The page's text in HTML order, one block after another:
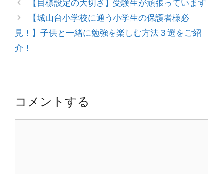
ゴ
リ
ー
稿
ビ
ゲ
ン
【目標設定の大切さ】受験生が頑張っています
【城山台小学校に通う小学生の保護者様必
見！】子供と一緒に勉強を楽しむ方法３選をご紹
介！
コメントする